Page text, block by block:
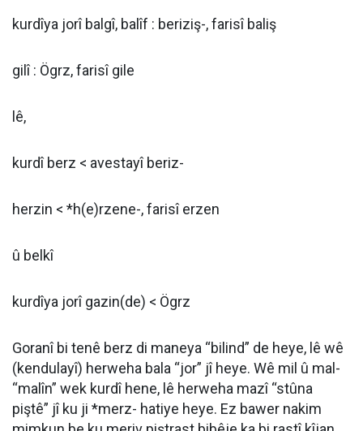
kurdîya jorî balgî, balîf : beriziş-, farisî baliş
gilî : Ögrz, farisî gile
lê,
kurdî berz < avestayî beriz-
herzin < *h(e)rzene-, farisî erzen
û belkî
kurdîya jorî gazin(de) < Ögrz
Goranî bi tenê berz di maneya “bilind” de heye, lê wê
(kendulayî) herweha bala “jor” jî heye. Wê mil û mal-
“malîn” wek kurdî hene, lê herweha mazî “stûna
piştê” jî ku ji *merz- hatiye heye. Ez bawer nakim